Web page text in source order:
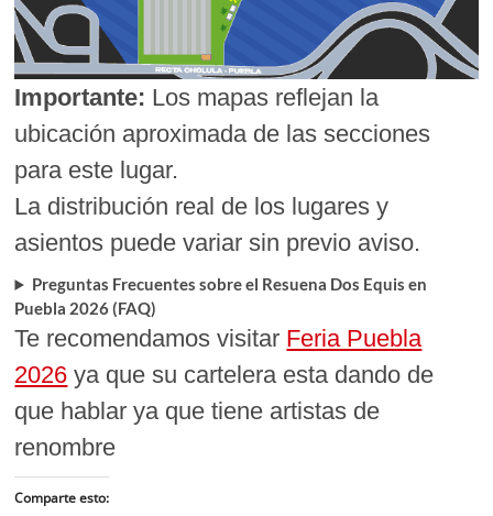
Importante: Los mapas reflejan la
ubicación aproximada de las secciones
para este lugar.
La distribución real de los lugares y
asientos puede variar sin previo aviso.
Preguntas Frecuentes sobre el Resuena Dos Equis en
Puebla 2026(FAQ)
Te recomendamos visitar Feria Puebla
2026 ya que su cartelera esta dando de
que hablar ya que tiene artistas de
renombre
Comparte esto: